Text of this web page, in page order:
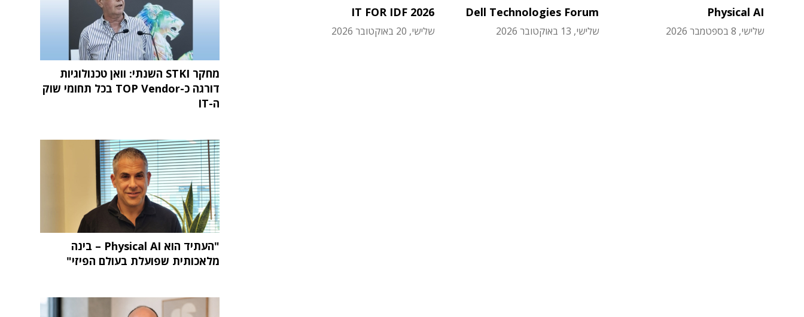
Physical AI
שלישי, 8 בספטמבר 2026
Dell Technologies Forum
שלישי, 13 באוקטובר 2026
IT FOR IDF 2026
שלישי, 20 באוקטובר 2026
מחקר STKI השנתי: וואן טכנולוגיות
דורגה כ-TOP Vendor בכל תחומי שוק
ה-IT
"העתיד הוא Physical AI – בינה
מלאכותית שפועלת בעולם הפיזי"